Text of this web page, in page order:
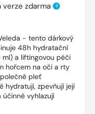
zdarma ?
- tento dárkový
48h hydratační
ml) a liftingovou péči
hořcem na oči a rty
pleť
hydratují, zpevňují její
účinně vyhlazují